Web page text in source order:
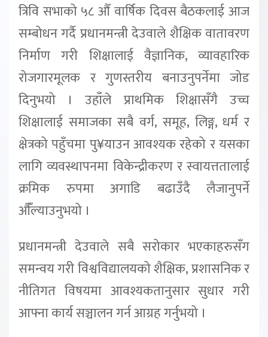
त्रिवि सभाको ५८ औँ वार्षिक दिवस बैठकलाई आज
सम्बोधन गर्दै प्रधानमन्त्री देउवाले शैक्षिक वातावरण
निर्माण गरी शिक्षालाई वैज्ञानिक, व्यावहारिक
रोजगारमूलक र गुणस्तरीय बनाउनुपर्नेमा जोड
दिनुभयो । उहाँले प्राथमिक शिक्षासँगै उच्च
शिक्षालाई समाजका सबै वर्ग, समूह, लिङ्ग, धर्म र
क्षेत्रको पहुँचमा पु¥याउन आवश्यक रहेको र यसका
लागि व्यवस्थापनमा विकेन्द्रीकरण र स्वायत्ततालाई
क्रमिक रुपमा अगाडि बढाउँदै लैजानुपर्ने
औंँल्याउनुभयो ।
प्रधानमन्त्री देउवाले सबै सरोकार भएकाहरुसँग
समन्वय गरी विश्वविद्यालयको शैक्षिक, प्रशासनिक र
नीतिगत विषयमा आवश्यकतानुसार सुधार गरी
आफ्ना कार्य सञ्चालन गर्न आग्रह गर्नुभयो ।